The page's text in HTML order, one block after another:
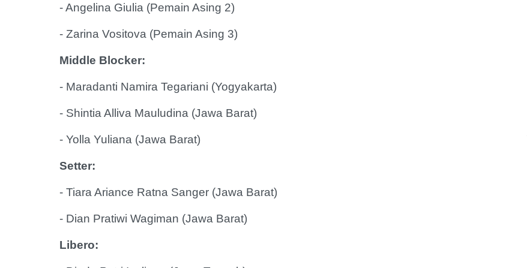
- Angelina Giulia (Pemain Asing 2)
- Zarina Vositova (Pemain Asing 3)
Middle Blocker:
- Maradanti Namira Tegariani (Yogyakarta)
- Shintia Alliva Mauludina (Jawa Barat)
- Yolla Yuliana (Jawa Barat)
Setter:
- Tiara Ariance Ratna Sanger (Jawa Barat)
- ​Dian Pratiwi Wagiman (Jawa Barat)
Libero: